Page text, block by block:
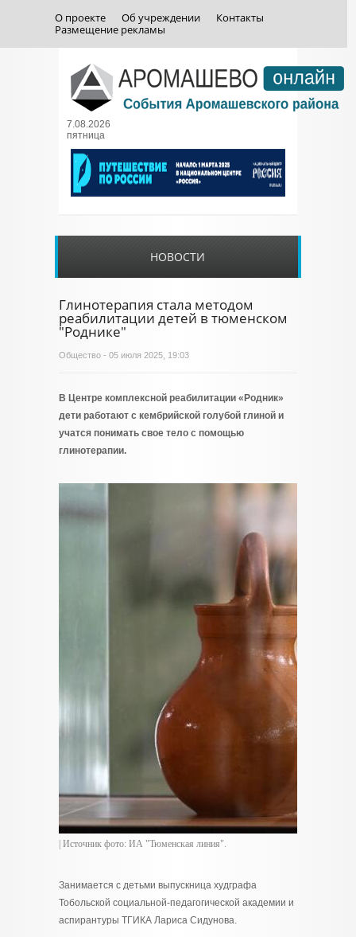
О проекте Об учреждении
Контакты
Размещение рекламы
7.08.2026
пятница
НОВОСТИ
Глинотерапия стала методом
реабилитации детей в тюменском
"Роднике"
Общество - 05 июля 2025, 19:03
В Центре комплексной реабилитации «Родник»
дети работают с кембрийской голубой глиной и
учатся понимать свое тело с помощью
глинотерапии.
| Источник фото: ИА "Тюменская линия".
Занимается с детьми выпускница худграфа
Тобольской социальной-педагогической академии и
аспирантуры ТГИКА Лариса Сидунова.